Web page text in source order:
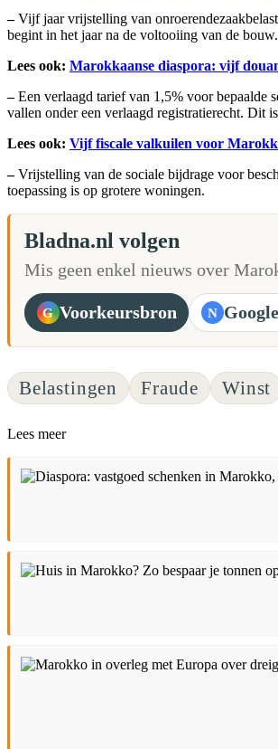
–Vijf jaar vrijstelling van
begint in het jaar na de voltooiing van de bouw.
Lees ook: Marokkaanse diaspora: vijf
–Een verlaagd tarief van 1,5% voor bepaalde
vallen onder een verlaagd registratierecht. Dit
Lees ook: Vijf fiscale valkuilen voor
–Vrijstelling van de sociale bijdrage voor
toepassing is op grotere woningen.
Bladna.nl volgen
Mis geen enkel nieuws over
G Voorkeursbron N
Belastingen Fraude Winst
Lees meer